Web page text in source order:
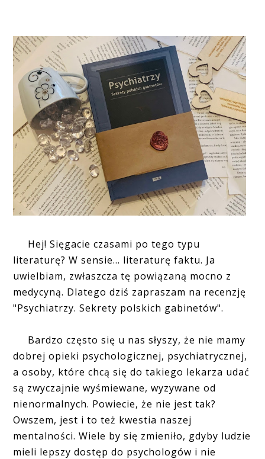
Hej! Sięgacie czasami po tego typu
literaturę? W sensie... literaturę faktu. Ja
uwielbiam, zwłaszcza tę powiązaną mocno z
medycyną. Dlatego dziś zapraszam na recenzję
"Psychiatrzy. Sekrety polskich gabinetów".
Bardzo często się u nas słyszy, że nie mamy
dobrej opieki psychologicznej, psychiatrycznej,
a osoby, które chcą się do takiego lekarza udać
są zwyczajnie wyśmiewane, wyzywane od
nienormalnych. Powiecie, że nie jest tak?
Owszem, jest i to też kwestia naszej
mentalności. Wiele by się zmieniło, gdyby ludzie
mieli lepszy dostęp do psychologów i nie